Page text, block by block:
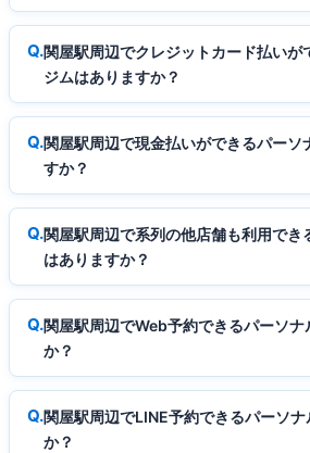
関屋駅周辺でクレジットカード払いが
ジムはありますか？
関屋駅周辺で現金払いができるパーソ
すか？
関屋駅周辺で系列の他店舗も利用でき
はありますか？
関屋駅周辺でWeb予約できるパーソナ
か？
関屋駅周辺でLINE予約できるパーソ
か？